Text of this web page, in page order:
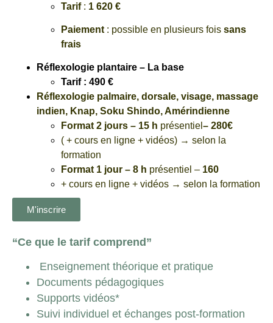
Tarif: 1 620 €
Paiement : possible en plusieurs fois sans
frais
Réflexologie plantaire – La base
Tarif : 490 €
Réflexologie palmaire, dorsale, visage, massage
indien, Knap, Soku Shindo, Amérindienne
Format 2 jours – 15 h présentiel – 280€
( + cours en ligne + vidéos) → selon la
formation
Format 1 jour – 8 h présentiel – 160
+ cours en ligne + vidéos → selon la formation
M'inscrire
“Ce que le tarif comprend”
Enseignement théorique et pratique
Documents pédagogiques
Supports vidéos*
Suivi individuel et échanges post-formation